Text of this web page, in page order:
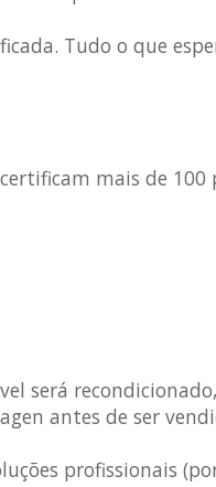
Tudo o que
mais de 100
será
antes de ser
profissionais